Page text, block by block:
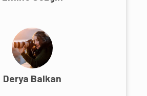
Derya Balkan